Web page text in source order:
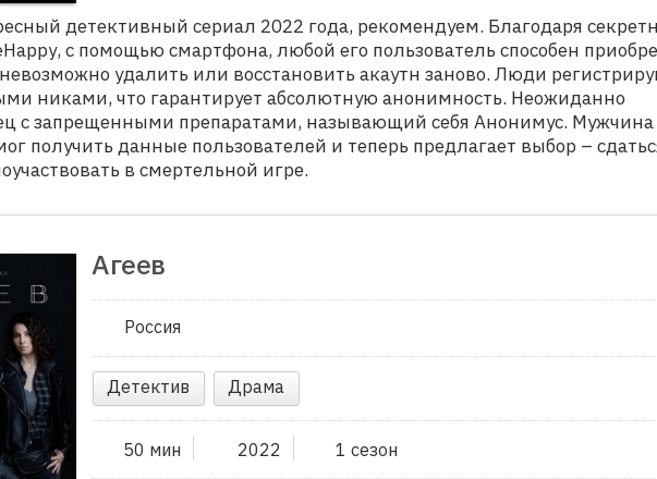
детективный сериал 2022 года, рекомендуем. Благодаря
с помощью смартфона, любой его пользователь способен
удалить или восстановить акаутн заново. Люди
никами, что гарантирует абсолютную анонимность. Неожиданно
с запрещенными препаратами, называющий себя Анонимус. Мужчина
получить данные пользователей и теперь предлагает выбор –
в смертельной игре.
Агеев
Россия
Детектив Драма
50 мин 2022 1 сезон